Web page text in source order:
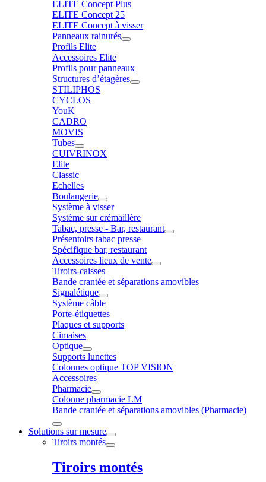
ELITE Concept Plus
ELITE Concept 25
ELITE Concept à visser
Panneaux rainurés
Profils Elite
Accessoires Elite
Profils pour panneaux
Structures d’étagères
STILIPHOS
CYCLOS
YouK
CADRO
MOVIS
Tubes
CUIVRINOX
Elite
Classic
Echelles
Boulangerie
Système à visser
Système sur crémaillère
Tabac, presse - Bar, restaurant
Présentoirs tabac presse
Spécifique bar, restaurant
Accessoires lieux de vente
Tiroirs-caisses
Bande crantée et séparations amovibles
Signalétique
Système câble
Porte-étiquettes
Plaques et supports
Cimaises
Optique
Supports lunettes
Colonnes optique TOP VISION
Accessoires
Pharmacie
Colonne pharmacie LM
Bande crantée et séparations amovibles (Pharmacie)
Solutions sur mesure
Tiroirs montés
Tiroirs montés